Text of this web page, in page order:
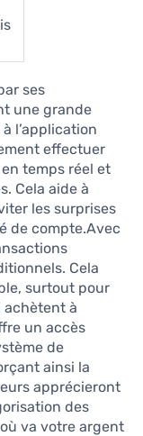
ses
une grande
l’application
effectuer
temps réel et
Cela aide à
les surprises
de compte.Avec
Cela
surtout pour
achètent à
un accès
de
ainsi la
apprécieront
des
va votre argent